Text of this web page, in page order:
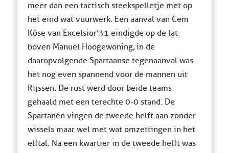
meer dan een tactisch steekspelletje met op
het eind wat vuurwerk. Een aanval van Cem
Köse van Excelsior’31 eindigde op de lat
boven Manuel Hoogewoning, in de
daaropvolgende Spartaanse tegenaanval was
het nog even spannend voor de mannen uit
Rijssen. De rust werd door beide teams
gehaald met een terechte 0-0 stand. De
Spartanen vingen de tweede helft aan zonder
wissels maar wel met wat omzettingen in het
elftal. Na een kwartier in de tweede helft was